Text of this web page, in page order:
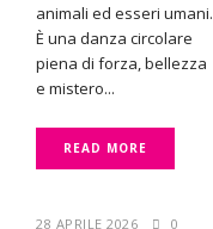
animali ed esseri umani.
È una danza circolare
piena di forza, bellezza
e mistero...
READ MORE
28 APRILE 2026 0